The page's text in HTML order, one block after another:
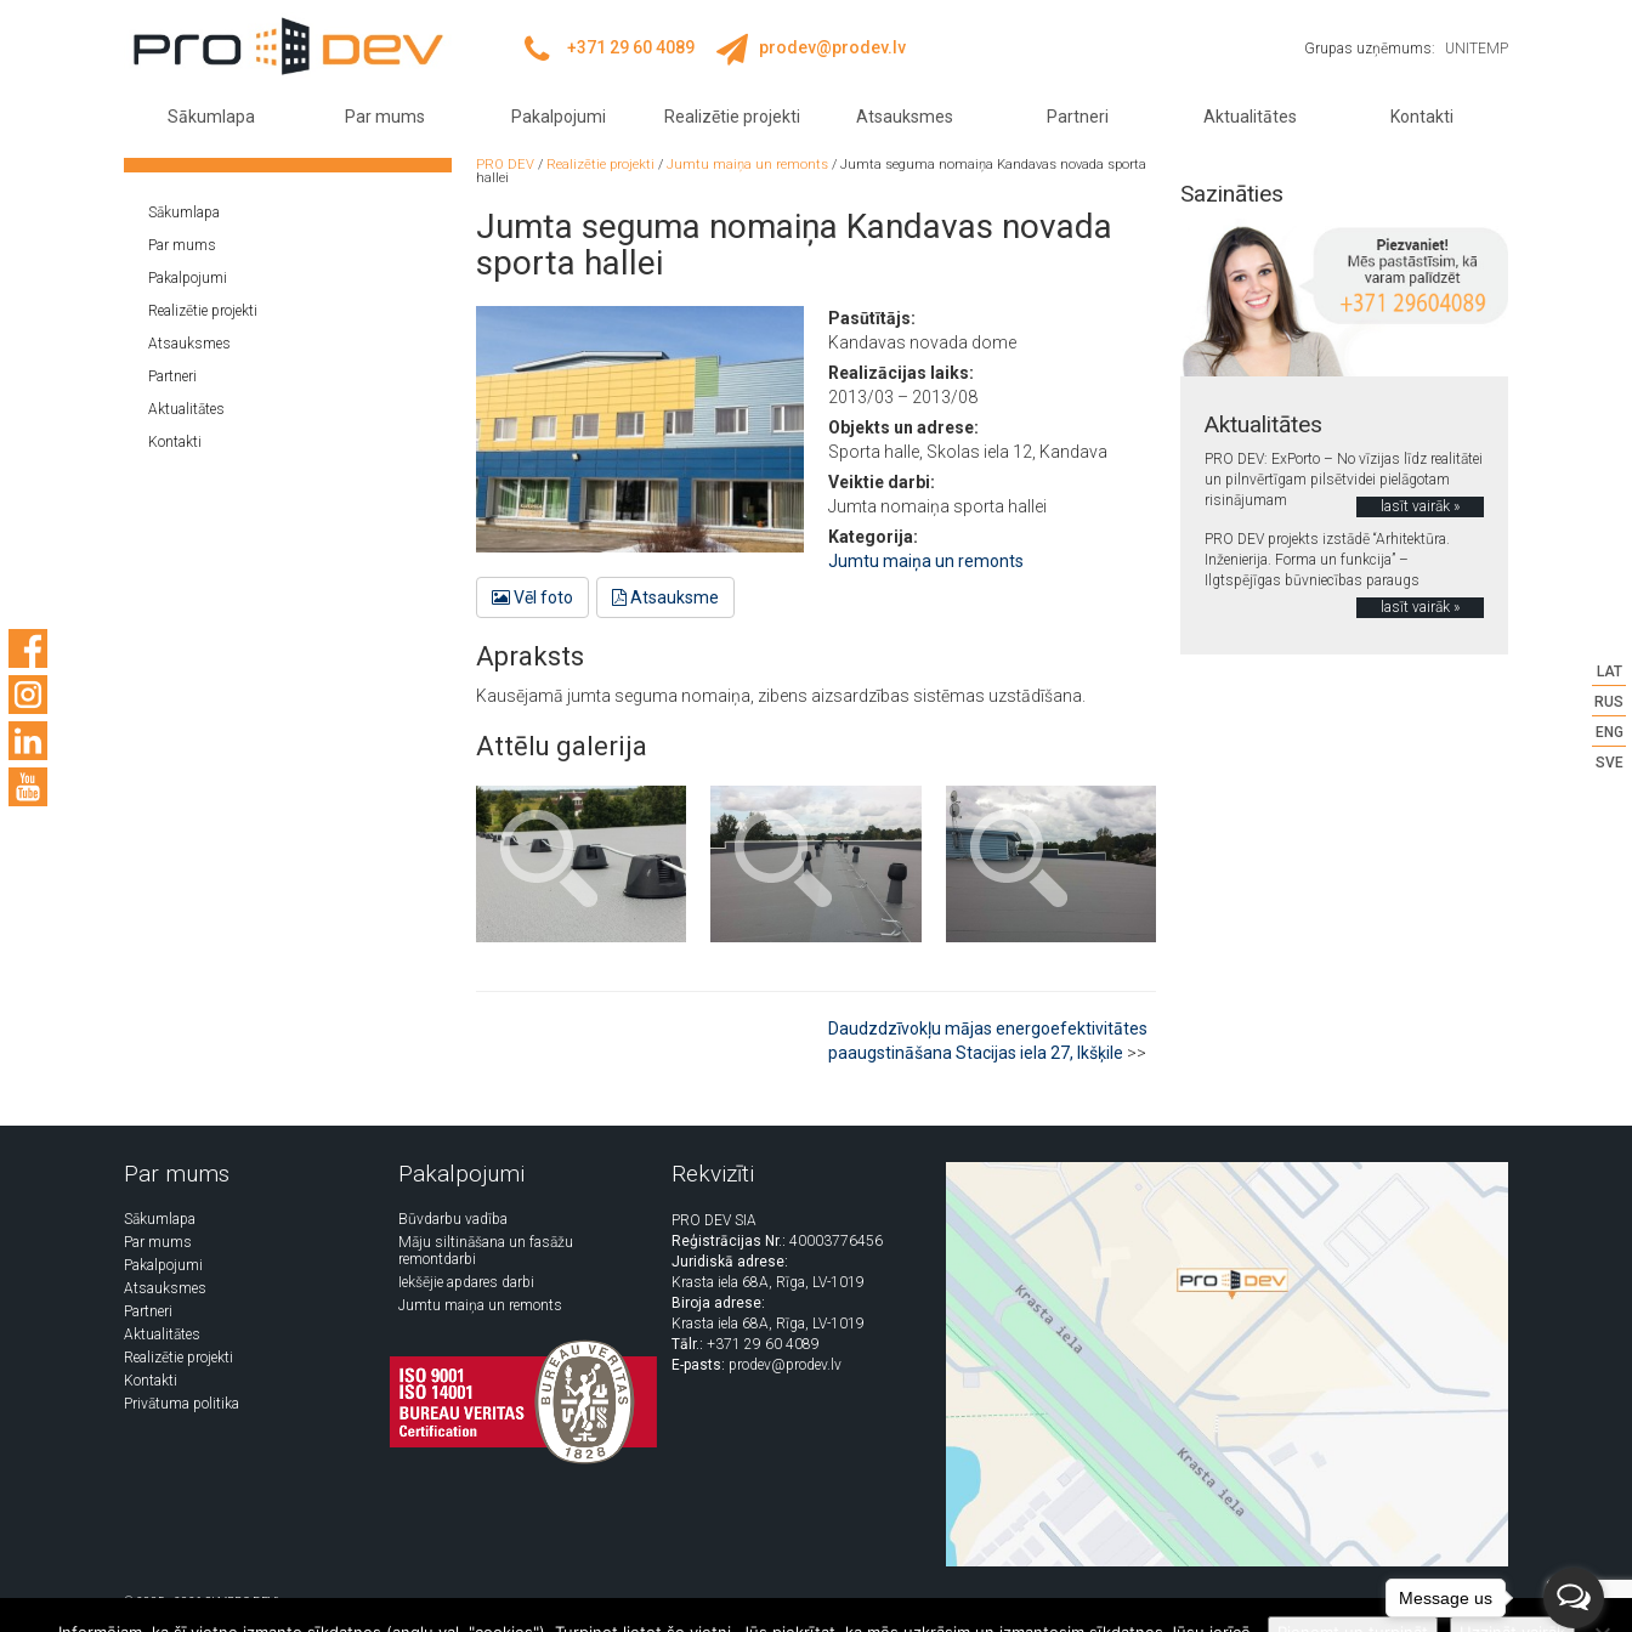
+371 29 60 4089 prodev@prodev.lv
LAT
RUS
ENG
SVE
Grupas uzņēmums: UNITEMP
Sākumlapa Par mums Pakalpojumi Realizētie projekti Atsauksmes Partneri Aktualitātes Kontakti
Sākumlapa
Par mums
Pakalpojumi
Realizētie projekti
Atsauksmes
Partneri
Aktualitātes
Kontakti
PRO DEV / Realizētie projekti / Jumtu maiņa un remonts / Jumta seguma nomaiņa Kandavas novada sporta
hallei
Jumta seguma nomaiņa Kandavas novada
sporta hallei
Vēl foto Atsauksme
Pasūtītājs:
Kandavas novada dome
Realizācijas laiks:
2013/03 – 2013/08
Objekts un adrese:
Sporta halle, Skolas iela 12, Kandava
Veiktie darbi:
Jumta nomaiņa sporta hallei
Kategorija:
Jumtu maiņa un remonts
Apraksts
Kausējamā jumta seguma nomaiņa, zibens aizsardzības sistēmas uzstādīšana.
Attēlu galerija
Daudzdzīvokļu mājas energoefektivitātes
paaugstināšana Stacijas iela 27, Ikšķile >>
Sazināties
Aktualitātes
PRO DEV: ExPorto – No vīzijas līdz realitātei
un pilnvērtīgam pilsētvidei pielāgotam
risinājumam
lasīt vairāk »
PRO DEV projekts izstādē “Arhitektūra.
Inženierija. Forma un funkcija” –
Ilgtspējīgas būvniecības paraugs
lasīt vairāk »
Par mums
Sākumlapa
Par mums
Pakalpojumi
Atsauksmes
Partneri
Aktualitātes
Realizētie projekti
Kontakti
Privātuma politika
Pakalpojumi
Būvdarbu vadība
Māju siltināšana un fasāžu
remontdarbi
Iekšējie apdares darbi
Jumtu maiņa un remonts
Rekvizīti
PRO DEV SIA
Reģistrācijas Nr.: 40003776456
Juridiskā adrese:
Krasta iela 68A, Rīga, LV-1019
Biroja adrese:
Krasta iela 68A, Rīga, LV-1019
Tālr.: +371 29 60 4089
E-pasts: prodev@prodev.lv
© 2005 - 2026 SIA "PRO DEV"
Visas tiesības uz šīs mājas lapas sauturu ir paturētas. Pārpublicet bez rakstiskas atļaujas aizliegts.
Message us